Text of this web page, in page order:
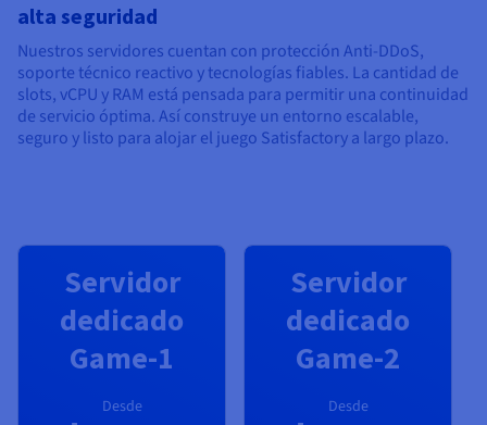
alta seguridad
Nuestros servidores cuentan con protección Anti-DDoS,
soporte técnico reactivo y tecnologías fiables. La cantidad de
slots, vCPU y RAM está pensada para permitir una continuidad
de servicio óptima. Así construye un entorno escalable,
seguro y listo para alojar el juego Satisfactory a largo plazo.
Servidor
dedicado
Game-1
Desde
Servidor
dedicado
Game-2
Desde